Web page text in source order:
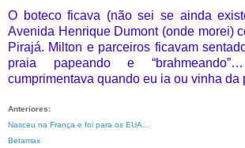
O boteco ficava (não sei se ainda
Avenida Henrique Dumont (onde morei)
Pirajá. Milton e parceiros ficavam
praia papeando e
cumprimentava quando eu ia ou vinha
Anteriores:
Nasceu na França e foi para os EUA…
Betamax